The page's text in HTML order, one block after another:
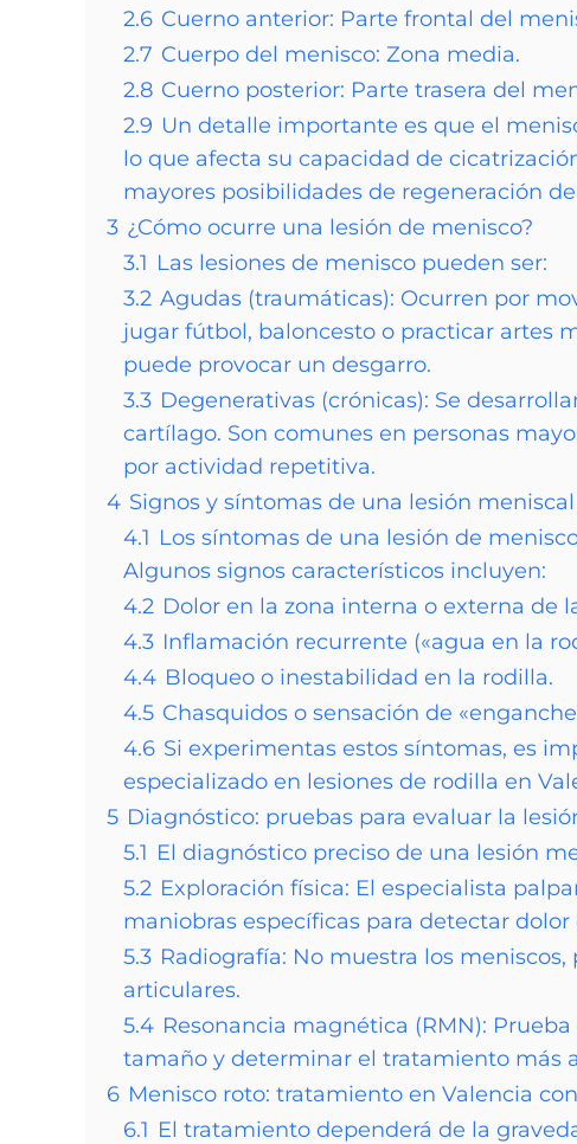
2.6 Cuerno anterior: Parte frontal del
2.7 Cuerpo del menisco: Zona media.
2.8 Cuerno posterior: Parte trasera del
2.9 Un detalle importante es que el
lo que afecta su capacidad de
mayores posibilidades de regeneración
3 ¿Cómo ocurre una lesión de menisco?
3.1 Las lesiones de menisco pueden ser:
3.2 Agudas (traumáticas): Ocurren por
jugar fútbol, baloncesto o practicar artes
puede provocar un desgarro.
3.3 Degenerativas (crónicas): Se
cartílago. Son comunes en personas
por actividad repetitiva.
4 Signos y síntomas de una lesión meniscal
4.1 Los síntomas de una lesión de
Algunos signos característicos incluyen:
4.2 Dolor en la zona interna o externa de
4.3 Inflamación recurrente («agua en la
4.4 Bloqueo o inestabilidad en la rodilla.
4.5 Chasquidos o sensación de
4.6 Si experimentas estos síntomas, es
especializado en lesiones de rodilla en
5 Diagnóstico: pruebas para evaluar la
5.1 El diagnóstico preciso de una lesión
5.2 Exploración física: El especialista
maniobras específicas para detectar dolor
5.3 Radiografía: No muestra los
articulares.
5.4 Resonancia magnética (RMN):
tamaño y determinar el tratamiento más
6 Menisco roto: tratamiento en Valencia
6.1 El tratamiento dependerá de la